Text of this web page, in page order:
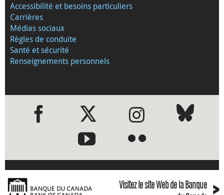
Accessibilité et besoins particuliers
Carrières
Médias sociaux
Règles de conduite
Santé et sécurité
Renseignements personnels
●●
Visitez le site Web de la Banque